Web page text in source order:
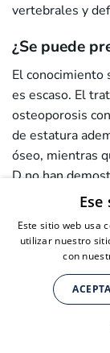
vertebrales y
¿Se puede
El conocimiento
es escaso. El
osteoporosis
de estatura
óseo, mientras
D no han
En cuanto al
identificado
en mujeres
podría
prevención de
ser suficiente
Este sitio web usa
utilizar nuestro
con